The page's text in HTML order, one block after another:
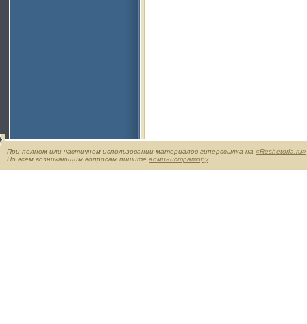
При полном или частичном использовании материалов гиперссылка на «Reshetoria.ru»
По всем возникающим вопросам пишите администратору.